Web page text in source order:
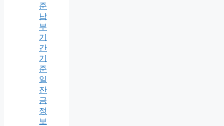
준
납
부
기
간
기
준
일
잔
금
정
보